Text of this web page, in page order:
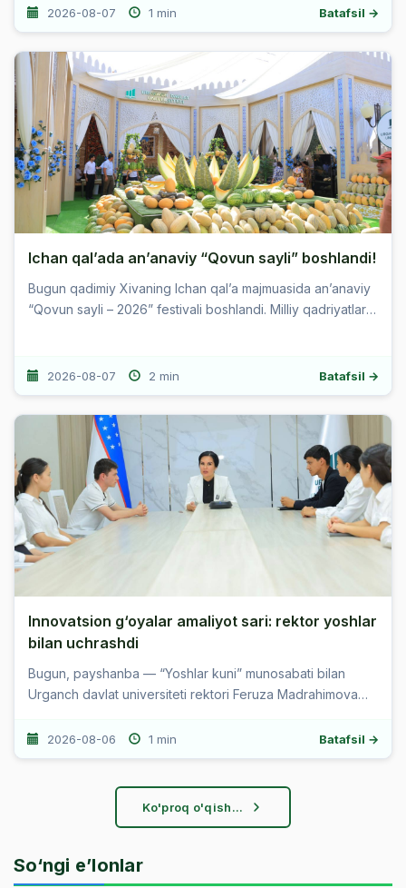
2026-08-07 1 min Batafsil →
Ichan qal’ada an’anaviy “Qovun sayli” boshlandi!
Bugun qadimiy Xivaning Ichan qal’a majmuasida an’anaviy
“Qovun sayli – 2026” festivali boshlandi. Milliy qadriyatlar,
2026-08-07 2 min Batafsil →
Innovatsion g‘oyalar amaliyot sari: rektor yoshlar
bilan uchrashdi
Bugun, payshanba — “Yoshlar kuni” munosabati bilan
Urganch davlat universiteti rektori Feruza Madrahimova
yoshlari bilan uchrash...
2026-08-06 1 min Batafsil →
Ko'proq o'qish...
So‘ngi e’lonlar